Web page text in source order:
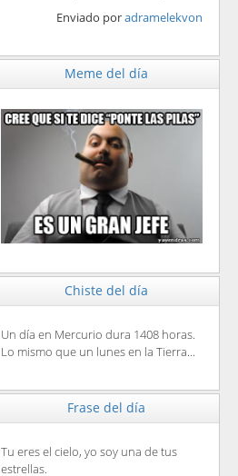
Enviado poradramelekvon
Meme del día
Chiste del día
Un día en Mercurio dura 1408 horas.
Lo mismo que un lunes en la Tierra...
Frase del día
Tu eres el cielo, yo soy una de tus
estrellas.